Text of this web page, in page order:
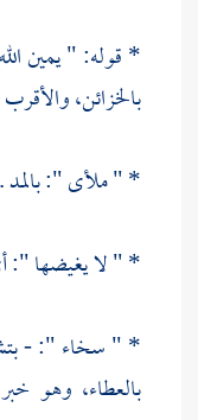
* قوله: " يمين
بالخزائن،
* " ملأى ": بالمد .
* " لا يغيضها ":
* " سخاء ": -
بالعطاء، وهو